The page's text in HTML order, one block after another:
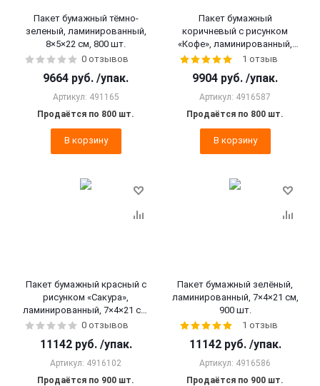
Пакет бумажный тёмно-
зеленый, ламинированный,
8×5×22 см, 800 шт.
0 отзывов
9664 руб. /упак.
Артикул: 491165
Продаётся по 800 шт.
В корзину
Пакет бумажный
коричневый с рисунком
«Кофе», ламинированный,
7×4×21 см, 800 шт.
1 отзыв
9904 руб. /упак.
Артикул: 4916587
Продаётся по 800 шт.
В корзину
Пакет бумажный красный с
рисунком «Сакура»,
ламинированный, 7×4×21 см,
900 шт.
0 отзывов
11142 руб. /упак.
Артикул: 4916102
Продаётся по 900 шт.
Пакет бумажный зелёный,
ламинированный, 7×4×21 см,
900 шт.
1 отзыв
11142 руб. /упак.
Артикул: 4916586
Продаётся по 900 шт.